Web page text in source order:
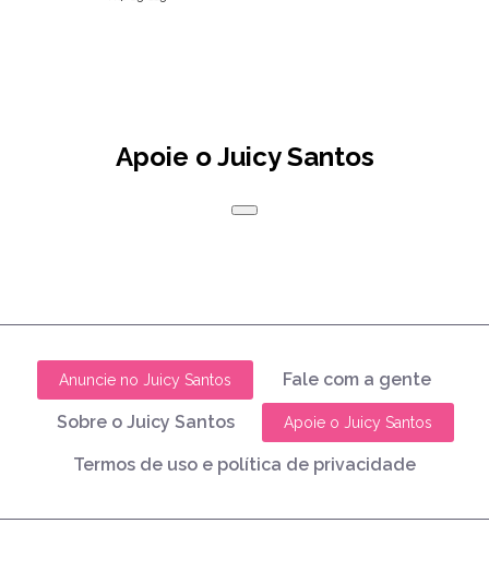
Apoie o Juicy Santos
Anuncie no Juicy Santos Fale com a gente
Sobre o Juicy Santos Apoie o Juicy Santos
Termos de uso e política de privacidade